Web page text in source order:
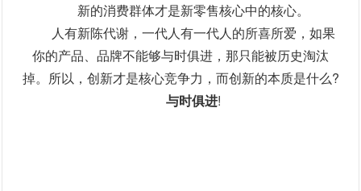
新的消费群体才是新零售核心中的核心。
人有新陈代谢，一代人有一代人的所喜所爱，如果
你的产品、品牌不能够与时俱进，那只能被历史淘汰
掉。 所以，创新才是核心竞争力，而创新的本质是什么?
与时俱进!